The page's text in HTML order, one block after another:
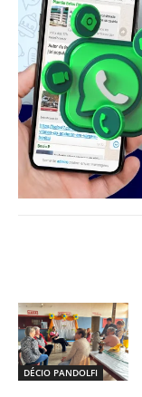
DÉCIO PANDOLFI